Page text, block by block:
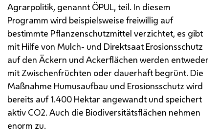
Agrarpolitik, genannt ÖPUL, teil. In diesem
Programm wird beispielsweise freiwillig auf
bestimmte Pflanzenschutzmittel verzichtet, es gibt
mit Hilfe von Mulch- und Direktsaat Erosionsschutz
auf den Äckern und Ackerflächen werden entweder
mit Zwischenfrüchten oder dauerhaft begrünt. Die
Maßnahme Humusaufbau und Erosionsschutz wird
bereits auf 1.400 Hektar angewandt und speichert
aktiv CO2. Auch die Biodiversitätsflächen nehmen
enorm zu.